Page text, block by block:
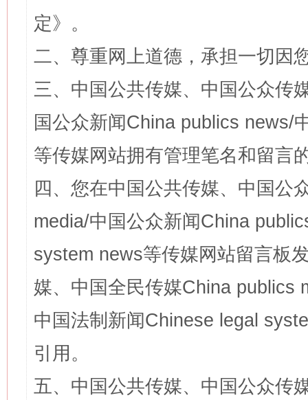
定》。
二、尊重网上道德，承担一切因
三、中国公共传媒、中国公众传
国公众新闻China publics news/
等传媒网站拥有管理笔名和留言
四、您在中国公共传媒、中国公
media/中国公众新闻China
system news等传媒网站留言板
媒、中国全民传媒China publics
中国法制新闻Chinese legal
引用。
五、中国公共传媒、中国公众传